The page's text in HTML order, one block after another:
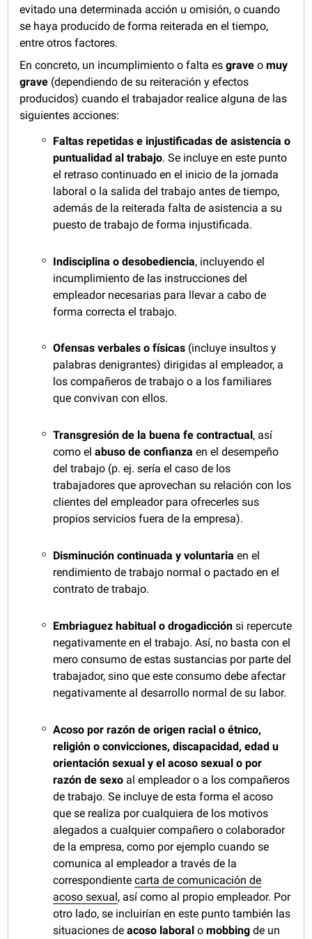
evitado una determinada acción u omisión, o cuando
se haya producido de forma reiterada en el tiempo,
entre otros factores.
En concreto, un incumplimiento o falta esgraveo muy
grave (dependiendo de su reiteración y efectos
producidos) cuando el trabajador realice alguna de las
siguientes acciones:
Faltas repetidas e injustificadas de asistencia o
puntualidad al trabajo. Se incluye en este punto
el retraso continuado en el inicio de la jornada
laboral o la salida del trabajo antes de tiempo,
además de la reiterada falta de asistencia a su
puesto de trabajo de forma injustificada.
Indisciplina o desobediencia, incluyendo el
incumplimiento de las instrucciones del
empleador necesarias para llevar a cabo de
forma correcta el trabajo.
Ofensas verbales o físicas (incluye insultos y
palabras denigrantes) dirigidas al empleador, a
los compañeros de trabajo o a los familiares
que convivan con ellos.
Transgresión de la buena fe contractual , así
como elabuso de confianza en el desempeño
del trabajo (p. ej. sería el caso de los
trabajadores que aprovechan su relación con los
clientes del empleador para ofrecerles sus
propios servicios fuera de la empresa).
Disminución continuada y voluntaria en el
rendimiento de trabajo normal o pactado en el
contrato de trabajo.
Embriaguez habitual o drogadicción si repercute
negativamente en el trabajo. Así, no basta con el
mero consumo de estas sustancias por parte del
trabajador, sino que este consumo debe afectar
negativamente al desarrollo normal de su labor.
Acoso por razón de origen racial o étnico,
religión o convicciones, discapacidad, edad u
orientación sexual y el acoso sexual o por
razón de sexo al empleador o a los compañeros
de trabajo. Se incluye de esta forma el acoso
que se realiza por cualquiera de los motivos
alegados a cualquier compañero o colaborador
de la empresa, como por ejemplo cuando se
comunica al empleador a través de la
correspondientecarta de comunicación de
acoso sexual, así como al propio empleador. Por
otro lado, se incluirían en este punto también las
situaciones deacoso laboral o mobbing de un